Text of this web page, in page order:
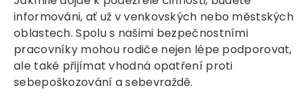
informováni, ať už v venkovských nebo městských
oblastech. Spolu s našimi bezpečnostními
pracovníky mohou rodiče nejen lépe podporovat,
ale také přijímat vhodná opatření proti
sebepoškozování a sebevraždě.